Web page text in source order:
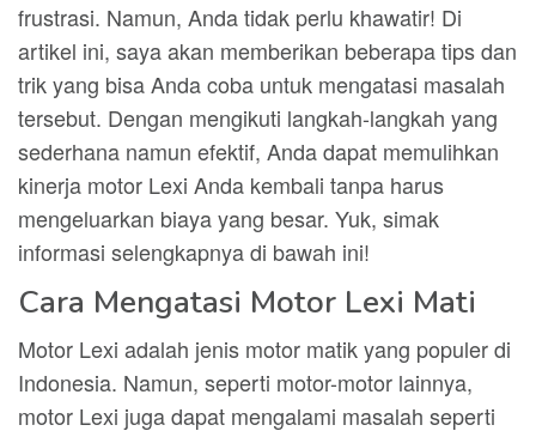
frustrasi. Namun, Anda tidak perlu khawatir! Di
artikel ini, saya akan memberikan beberapa tips dan
trik yang bisa Anda coba untuk mengatasi masalah
tersebut. Dengan mengikuti langkah-langkah yang
sederhana namun efektif, Anda dapat memulihkan
kinerja motor Lexi Anda kembali tanpa harus
mengeluarkan biaya yang besar. Yuk, simak
informasi selengkapnya di bawah ini!
Cara Mengatasi Motor Lexi Mati
Motor Lexi adalah jenis motor matik yang populer di
Indonesia. Namun, seperti motor-motor lainnya,
motor Lexi juga dapat mengalami masalah seperti